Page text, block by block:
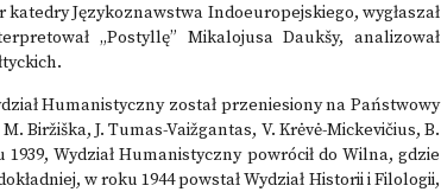
Językoznawstwa Indoeuropejskiego, wygłaszał
„Postyllę” Mikalojusa Daukšy, analizował
Humanistyczny został przeniesiony na Państwowy
Biržiška, J. Tumas-Vaižgantas, V. Krėvė-Mickevičius, B.
Wydział Humanistyczny powrócił do Wilna, gdzie
w roku 1944 powstał Wydział Historii i Filologii,